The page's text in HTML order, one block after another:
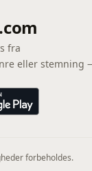
fra
eller stemning
forbeholdes.